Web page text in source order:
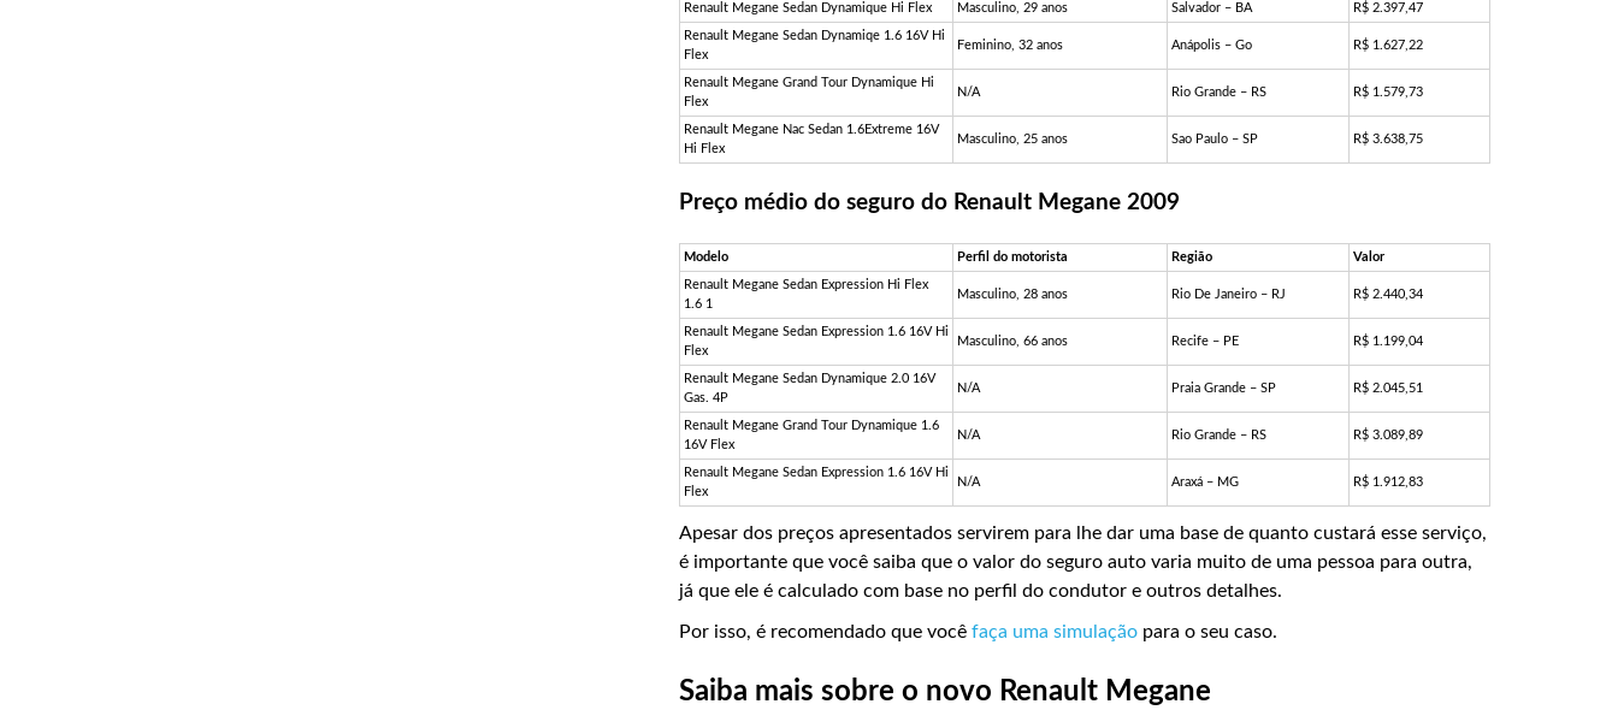
Renault Megane Sedan Dynamique Hi Flex Masculino, 29 anos Salvador – BA R$ 2.397,47
Renault Megane Sedan Dynamiqe 1.6 16V Hi
Flex
Feminino, 32 anos Anápolis – Go R$ 1.627,22
Renault Megane Grand Tour Dynamique Hi
Flex
N/A Rio Grande – RS R$ 1.579,73
Renault Megane Nac Sedan 1.6Extreme 16V
Hi Flex
Masculino, 25 anos Sao Paulo – SP R$ 3.638,75
Preço médio do seguro do Renault Megane 2009
Modelo Perfil do motorista Região Valor
Renault Megane Sedan Expression Hi Flex
1.6 1
Masculino, 28 anos Rio De Janeiro – RJ R$ 2.440,34
Renault Megane Sedan Expression 1.6 16V Hi
Flex
Masculino, 66 anos Recife – PE R$ 1.199,04
Renault Megane Sedan Dynamique 2.0 16V
Gas. 4P
N/A Praia Grande – SP R$ 2.045,51
Renault Megane Grand Tour Dynamique 1.6
16V Flex
N/A Rio Grande – RS R$ 3.089,89
Renault Megane Sedan Expression 1.6 16V Hi
Flex
N/A Araxá – MG R$ 1.912,83
Apesar dos preços apresentados servirem para lhe dar uma base de quanto custará esse serviço,
é importante que você saiba que o valor do seguro auto varia muito de uma pessoa para outra,
já que ele é calculado com base no perfil do condutor e outros detalhes.
Por isso, é recomendado que vocêfaça uma simulação para o seu caso.
Saiba mais sobre o novo Renault Megane